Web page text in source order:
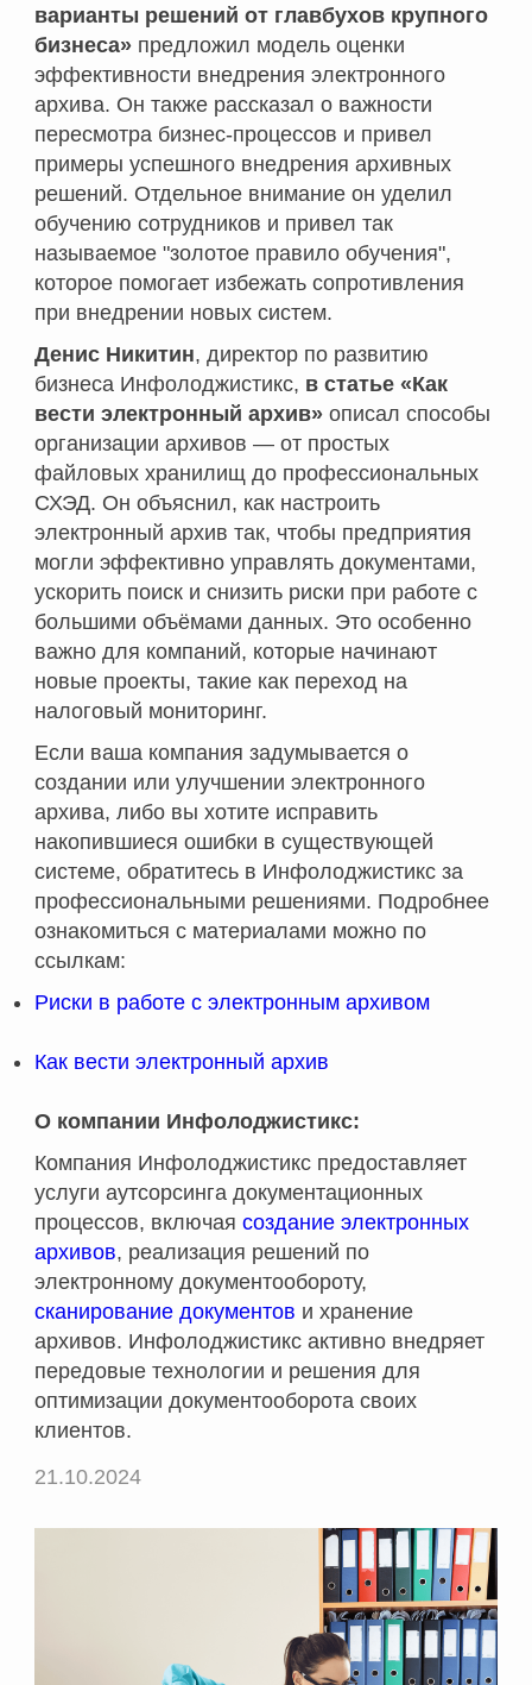
варианты решений от главбухов крупного
бизнеса» предложил модель оценки
эффективности внедрения электронного
архива. Он также рассказал о важности
пересмотра бизнес-процессов и привел
примеры успешного внедрения архивных
решений. Отдельное внимание он уделил
обучению сотрудников и привел так
называемое "золотое правило обучения",
которое помогает избежать сопротивления
при внедрении новых систем.
Денис Никитин, директор по развитию
бизнеса Инфолоджистикс, в статье «Как
вести электронный архив» описал способы
организации архивов — от простых
файловых хранилищ до профессиональных
СХЭД. Он объяснил, как настроить
электронный архив так, чтобы предприятия
могли эффективно управлять документами,
ускорить поиск и снизить риски при работе с
большими объёмами данных. Это особенно
важно для компаний, которые начинают
новые проекты, такие как переход на
налоговый мониторинг.
Если ваша компания задумывается о
создании или улучшении электронного
архива, либо вы хотите исправить
накопившиеся ошибки в существующей
системе, обратитесь в Инфолоджистикс за
профессиональными решениями. Подробнее
ознакомиться с материалами можно по
ссылкам:
Риски в работе с электронным архивом
Как вести электронный архив
О компании Инфолоджистикс:
Компания Инфолоджистикс предоставляет
услуги аутсорсинга документационных
процессов, включая создание электронных
архивов, реализация решений по
электронному документообороту,
сканирование документов и хранение
архивов. Инфолоджистикс активно внедряет
передовые технологии и решения для
оптимизации документооборота своих
клиентов.
21.10.2024